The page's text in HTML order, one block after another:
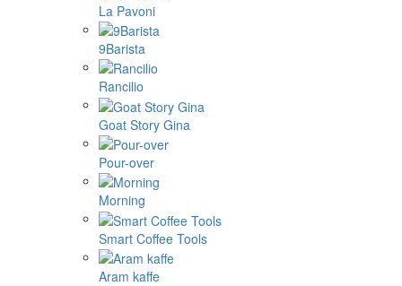
La Pavoni
9Barista
Rancilio
Goat Story Gina
Pour-over
Morning
Smart Coffee Tools
Aram kaffe